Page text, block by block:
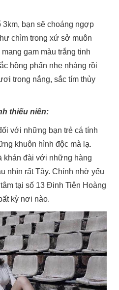
3km, bạn sẽ choáng ngợp
chìm trong xứ sở muôn
gam màu trắng tinh
hồng phấn nhẹ nhàng rồi
trong nắng, sắc tím thủy
thiếu niên:
với những bạn trẻ cá tính
khuôn hình độc mà lạ.
khán đài với những hàng
nhìn rất Tây. Chính nhờ yếu
tại số 13 Đinh Tiên Hoàng
kỳ nơi nào.